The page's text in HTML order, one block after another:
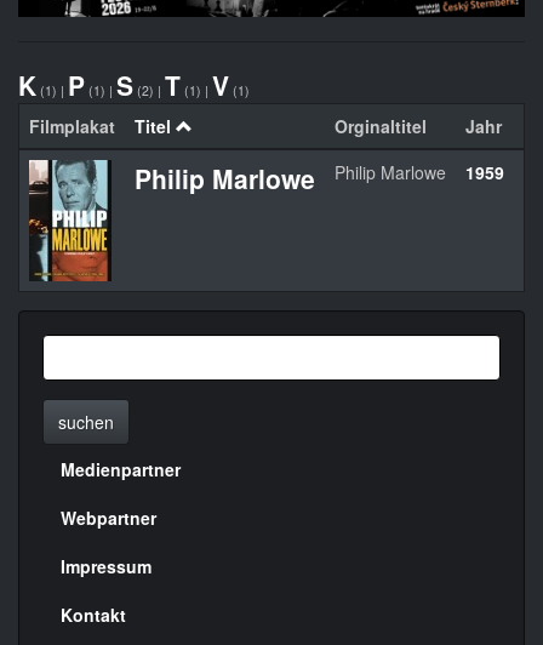
K (1) | P (1) | S (2) | T (1) | V (1)
Filmplakat Titel Orginaltitel Jahr
Philip Marlowe Philip Marlowe 1959
suchen
Menülinks
rechte
Seite
Medienpartner
Webpartner
Impressum
Kontakt